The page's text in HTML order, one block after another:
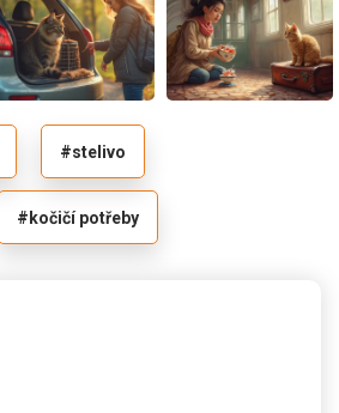
#stelivo
#kočičí potřeby